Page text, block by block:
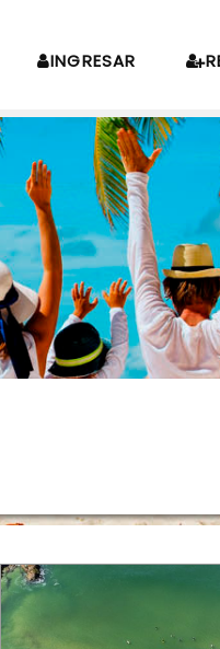
INGRESAR